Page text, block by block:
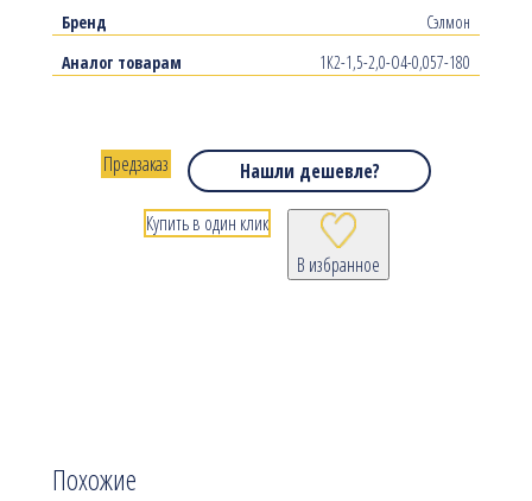
Бренд
Сэлмон
Аналог товарам
1К2-1,5-2,0-О4-0,057-180
Нашли дешевле?
В избранное
Предзаказ
Купить в один клик
Похожие